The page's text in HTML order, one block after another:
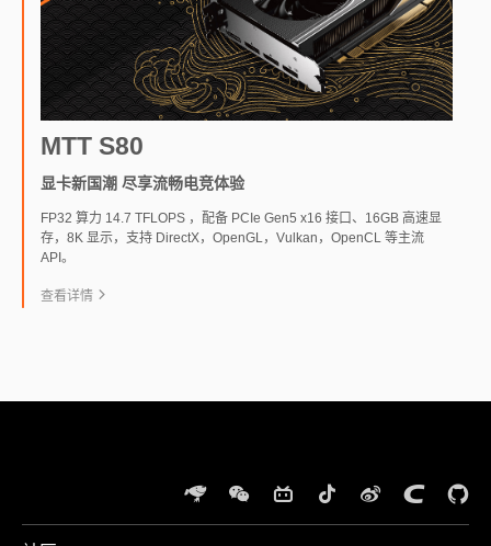
MTT S80
显卡新国潮 尽享流畅电竞体验
FP32 算力 14.7 TFLOPS ，配备 PCIe Gen5 x16 接口、16GB 高速显
存，8K 显示，支持 DirectX，OpenGL，Vulkan，OpenCL 等主流
API。
查看详情